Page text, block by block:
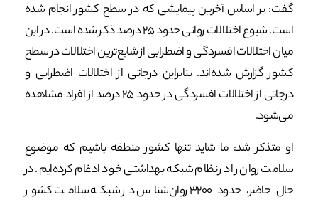
گفت: بر اساس آخرین پیمایشی که در سطح کشور انجام شده
است، شیوع اختلالات روانی حدود ۲۵ درصد ذکر شده است. در این
میان اختلالات افسردگی و اضطرابی از شایع‌ترین اختلالات در سطح
کشور گزارش شده‌اند. بنابراین درجاتی از اختلالات اضطرابی و
درجاتی از اختلالات افسردگی در حدود ۲۵ درصد از افراد مشاهده
می‌شود.
او متذکر شد: ما شاید تنها کشور منطقه باشیم که موضوع
سلامت روان را در نظام شبکه بهداشتی خود ادغام کرده‌ایم. در
حال حاضر، حدود ۳۲۰۰ روان‌شناس در شبکه سلامت کشور